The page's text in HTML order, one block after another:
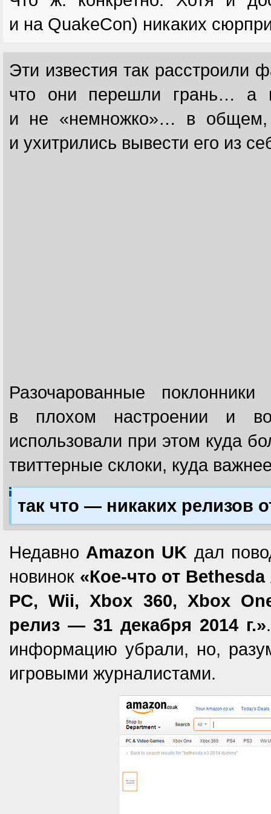
и на QuakeCon) никаких
Эти известия так расстроили
что они перешли грань…
и не «немножко»… в общем,
и ухитрились вывести его из
Разочарованные
в плохом настроении и
использовали при этом куда
твиттерные склоки, куда
так что — никаких релизов
Недавно Amazon UK дал
новинок «Кое-что от
PC, Wii, Xbox 360, Xbox
релиз — 31 декабря 2014 г.»
информацию убрали, но,
игровыми журналистами.